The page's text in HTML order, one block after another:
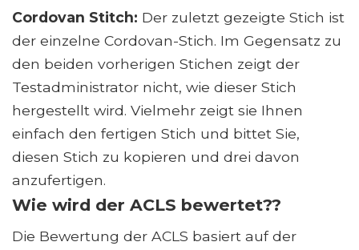
Cordovan Stitch: Der zuletzt gezeigte Stich ist
der einzelne Cordovan-Stich. Im Gegensatz zu
den beiden vorherigen Stichen zeigt der
Testadministrator nicht, wie dieser Stich
hergestellt wird. Vielmehr zeigt sie Ihnen
einfach den fertigen Stich und bittet Sie,
diesen Stich zu kopieren und drei davon
anzufertigen.
Wie wird der ACLS bewertet??
Die Bewertung der ACLS basiert auf der